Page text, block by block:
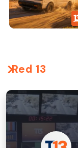
Red 13